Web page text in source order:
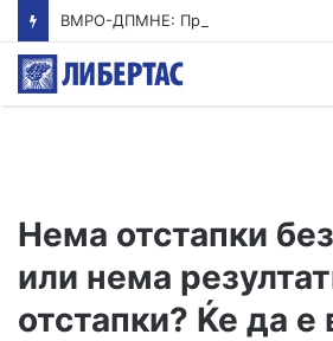
Нема отстапки
или нема
отстапки? Ќе да е